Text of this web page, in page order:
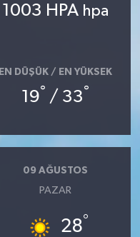
1003 HPA hpa
EN DÜŞÜK / EN YÜKSEK
19° / 33°
09 AĞUSTOS
PAZAR
28°